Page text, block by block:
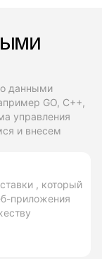
данными
GO, C++,
управления
и внесем
, который
приложения